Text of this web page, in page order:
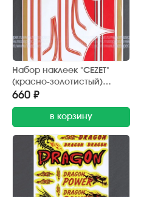
Набор наклеек "CEZET"
(красно-золотистый)
370х380 мм. (10 шт.)
660 ₽
в корзину